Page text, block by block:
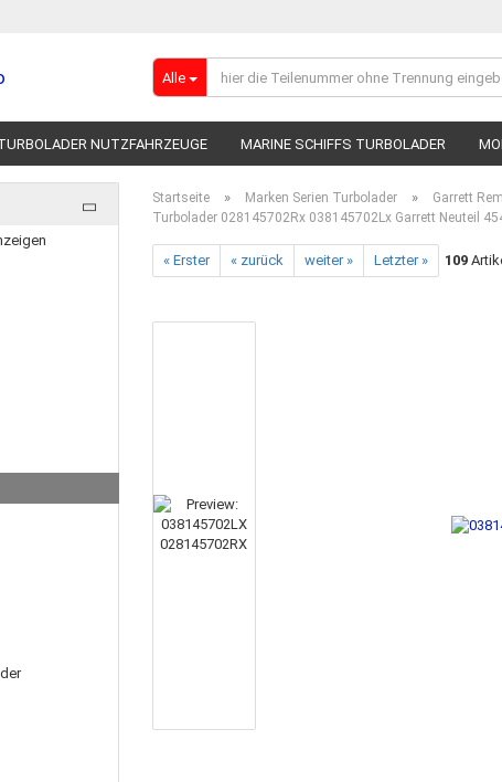
Alle
NUTZFAHRZEUGE MARINE SCHIFFS TURBOLADER
Startseite » Marken Serien Turbolader » Garrett
Turbolader 028145702Rx 038145702Lx Garrett Neuteil
« Erster « zurück weiter » Letzter » 109